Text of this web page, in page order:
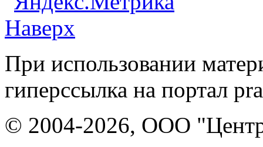
Наверх
При использовании
гиперссылка на портал
© 2004-2026, ООО "Центр